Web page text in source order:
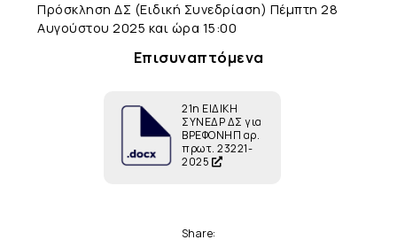
Πρόσκληση ΔΣ (Ειδική Συνεδρίαση) Πέμπτη 28
Αυγούστου 2025 και ώρα 15:00
Επισυναπτόμενα
21η ΕΙΔΙΚΗ
ΣΥΝΕΔΡ ΔΣ για
ΒΡΕΦΟΝΗΠ αρ.
πρωτ. 23221-
2025
Share: